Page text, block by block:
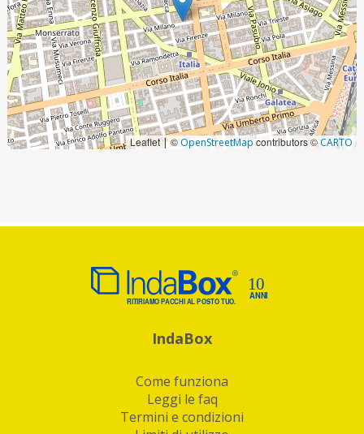
Leaflet|©OpenStreetMapcontributors ©CARTO
IndaBox
Come funziona
Leggi le faq
Termini e condizioni